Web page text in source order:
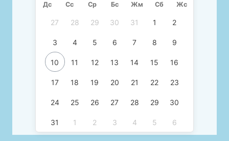
Дс Сc Ср Бс Жм Сб Жс
27 28 29 30 31 1 2
3 4 5 6 7 8 9
10 11 12 13 14 15 16
17 18 19 20 21 22 23
24 25 26 27 28 29 30
31 1 2 3 4 5 6